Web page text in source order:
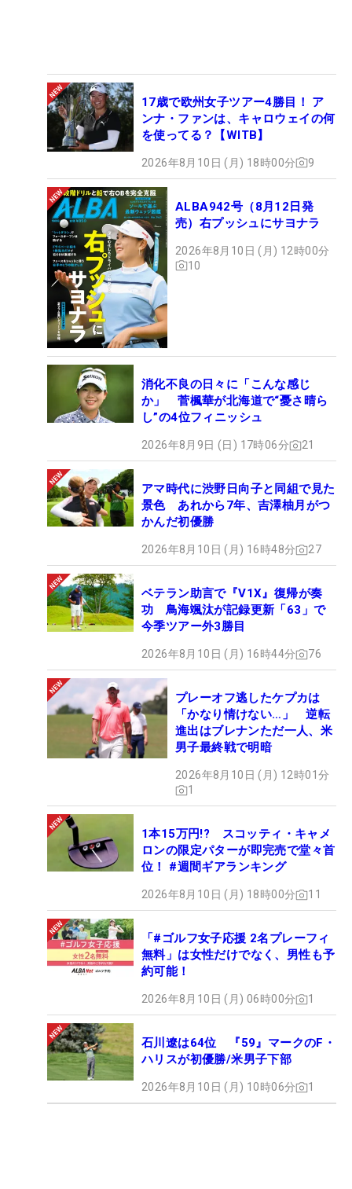
17歳で欧州女子ツアー4勝目！ ア
ンナ・ファンは、キャロウェイの何
を使ってる？【WITB】
2026年8月10日 (月) 18時00分 9
ALBA942号（8月12日発
売）右プッシュにサヨナラ
2026年8月10日 (月) 12時00分
10
消化不良の日々に「こんな感じ
か」 菅楓華が北海道で“憂さ晴ら
し”の4位フィニッシュ
2026年8月9日 (日) 17時06分 21
アマ時代に渋野日向子と同組で見た
景色 あれから7年、吉澤柚月がつ
かんだ初優勝
2026年8月10日 (月) 16時48分 27
ベテラン助言で『V1X』復帰が奏
功 鳥海颯汰が記録更新「63」で
今季ツアー外3勝目
2026年8月10日 (月) 16時44分 76
プレーオフ逃したケプカは
「かなり情けない…」 逆転
進出はブレナンただ一人、米
男子最終戦で明暗
2026年8月10日 (月) 12時01分
1
1本15万円!? スコッティ・キャメ
ロンの限定パターが即完売で堂々首
位！ #週間ギアランキング
2026年8月10日 (月) 18時00分 11
「#ゴルフ女子応援 2名プレーフィ
無料」は女性だけでなく、男性も予
約可能！
2026年8月10日 (月) 06時00分 1
石川遼は64位 『59』マークのF・
ハリスが初優勝/米男子下部
2026年8月10日 (月) 10時06分 1